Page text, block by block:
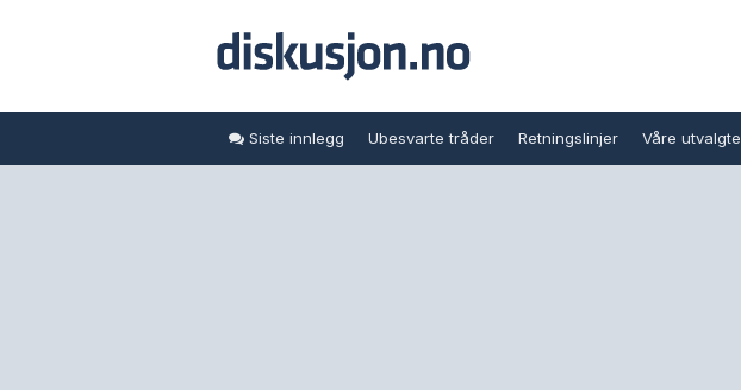
Siste innlegg Ubesvarte tråder Retningslinjer Våre utvalgte